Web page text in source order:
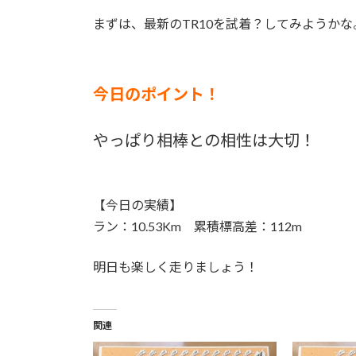
まずは、最新のTR10を試着？してみようかな
今日のポイント！
やっぱり相棒との相性は大切！
【今日の実績】
ラン：10.53Km 累積標高差：112m
明日も楽しく走りましょう！
関連